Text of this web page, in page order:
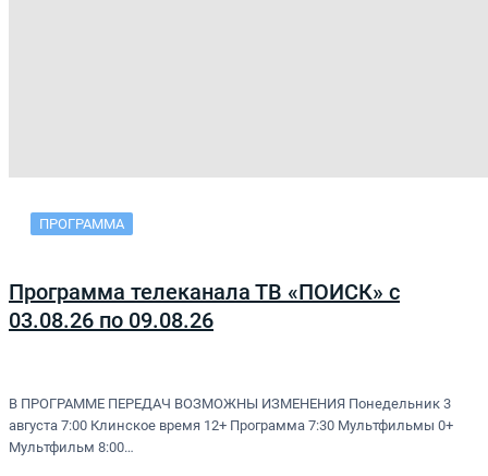
ПРОГРАММА
Программа телеканала ТВ «ПОИСК» с
03.08.26 по 09.08.26
В ПРОГРАММЕ ПЕРЕДАЧ ВОЗМОЖНЫ ИЗМЕНЕНИЯ Понедельник 3
августа 7:00 Клинское время 12+ Программа 7:30 Мультфильмы 0+
Мультфильм 8:00…